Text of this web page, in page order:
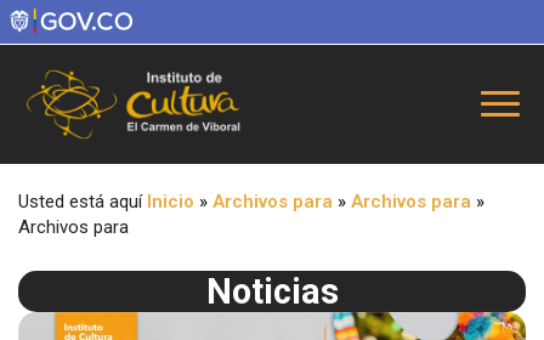
Usted está aquí Inicio » Archivos para » Archivos para »
Archivos para
Noticias